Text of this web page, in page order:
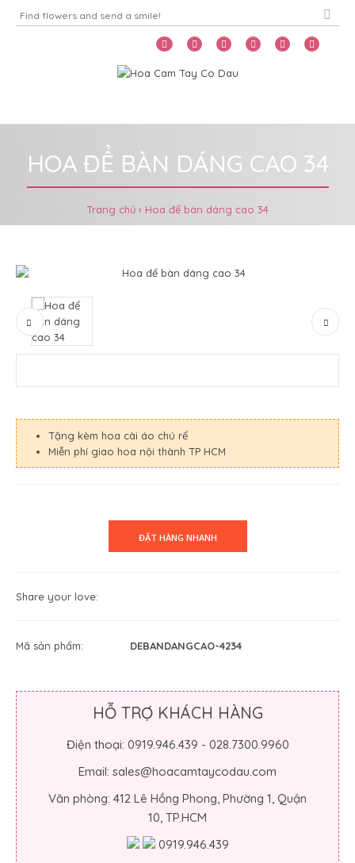
HOA ĐỂ BÀN DÁNG CAO 34
Trang chủ Hoa để bàn dáng cao 34
Tặng kèm hoa cài áo chú rể
Miễn phí giao hoa nội thành TP HCM
Share your love:
Mã sản phẩm: DEBANDANGCAO-4234
HỖ TRỢ KHÁCH HÀNG
Điện thoại: 0919.946.439 - 028.7300.9960
Email: sales@hoacamtaycodau.com
Văn phòng: 412 Lê Hồng Phong, Phường 1, Quận
10, TP.HCM
0919.946.439